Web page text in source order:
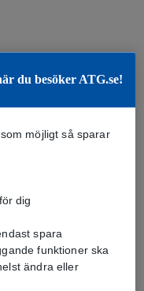
du besöker ATG.se!
möjligt så sparar
dig
spara
funktioner ska
ändra eller